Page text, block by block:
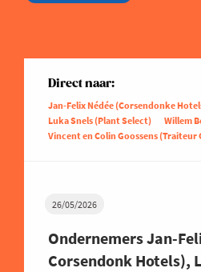
Direct naar:
Jan-Felix Nédée (Corsendonke
Luka Snels (Plant Select)
Willem
Vincent en Colin Goossens (Traiteur
26/05/2026
Ondernemers Jan-
Corsendonk Hotels),